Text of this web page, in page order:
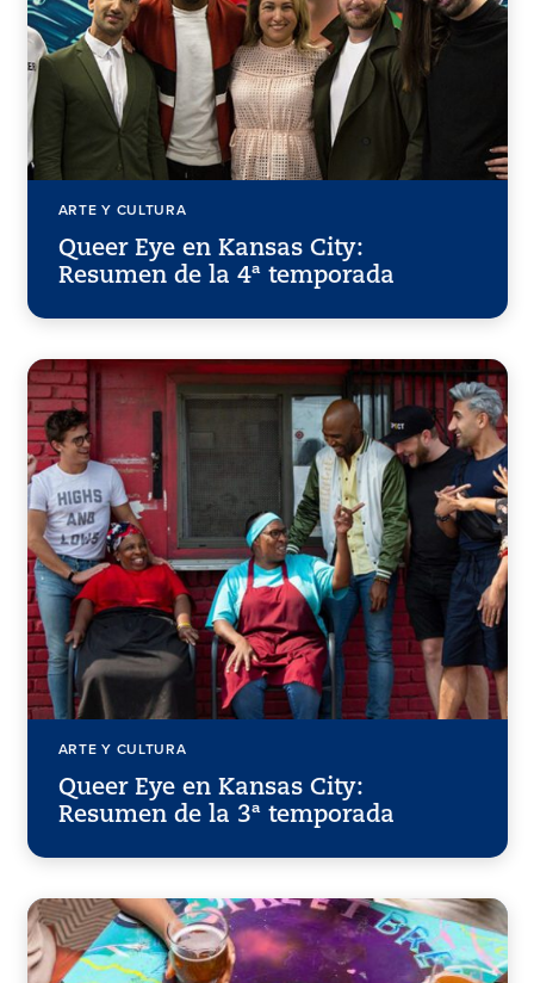
ARTE Y CULTURA
Queer Eye en Kansas City:
Resumen de la 4ª temporada
ARTE Y CULTURA
Queer Eye en Kansas City:
Resumen de la 3ª temporada